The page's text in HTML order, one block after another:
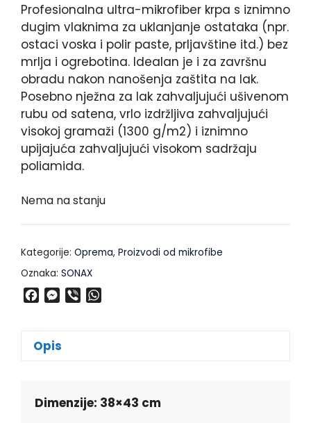
Profesionalna ultra-mikrofiber krpa s iznimno
dugim vlaknima za uklanjanje ostataka (npr.
ostaci voska i polir paste, prljavštine itd.) bez
mrlja i ogrebotina. Idealan je i za završnu
obradu nakon nanošenja zaštita na lak.
Posebno nježna za lak zahvaljujući ušivenom
rubu od satena, vrlo izdržljiva zahvaljujući
visokoj gramaži (1300 g/m2) i iznimno
upijajuća zahvaljujući visokom sadržaju
poliamida.
Nema na stanju
Kategorije: Oprema, Proizvodi od mikrofibe
Oznaka: SONAX
e
b
k
M
s
e
p
Opis
Dimenzije: 38×43 cm